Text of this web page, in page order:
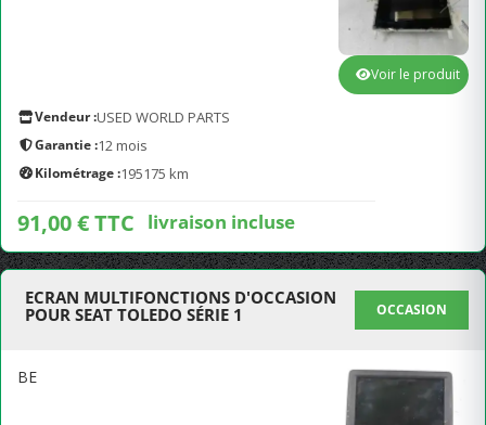
Vendeur :USED WORLD PARTS
Garantie :12 mois
Kilométrage :195175 km
91,00 € TTC livraison incluse
Voir le produit
ECRAN MULTIFONCTIONS D'OCCASION
POUR SEAT TOLEDO SÉRIE 1
OCCASION
BE